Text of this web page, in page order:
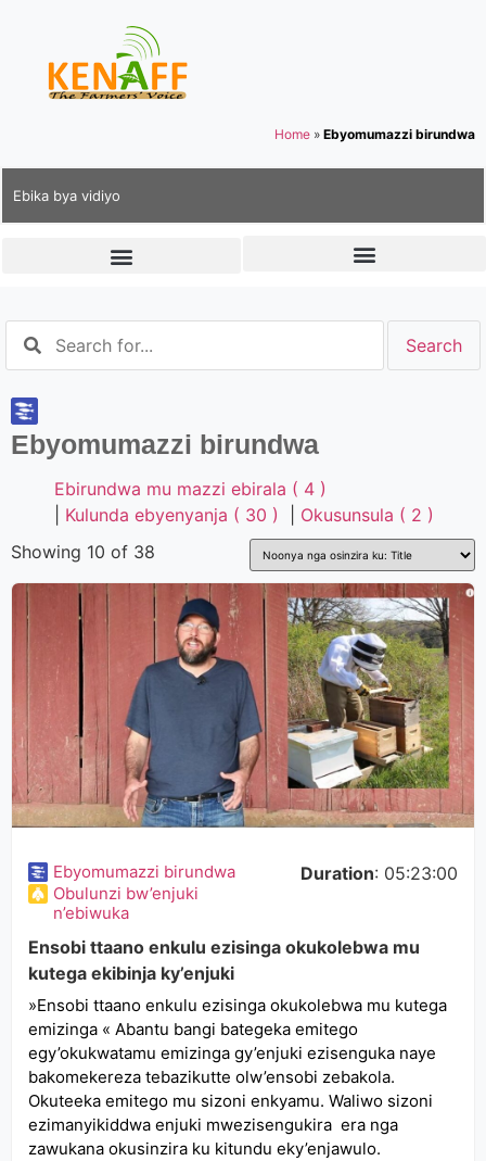
Home » Ebyomumazzi birundwa
Ebika bya vidiyo
Ebyomumazzi birundwa
Ebirundwa mu mazzi ebirala ( 4 )
Kulunda ebyenyanja ( 30 )
Okusunsula ( 2 )
Showing 10 of 38
Ebyomumazzi birundwa
Obulunzi bw’enjuki
n’ebiwuka
Duration: 05:23:00
Ensobi ttaano enkulu ezisinga okukolebwa mu
kutega ekibinja ky’enjuki
»Ensobi ttaano enkulu ezisinga okukolebwa mu kutega
emizinga « Abantu bangi bategeka emitego
egy’okukwatamu emizinga gy’enjuki ezisenguka naye
bakomekereza tebazikutte olw’ensobi zebakola.
Okuteeka emitego mu sizoni enkyamu. Waliwo sizoni
ezimanyikiddwa enjuki mwezisengukira era nga
zawukana okusinzira ku kitundu eky’enjawulo.